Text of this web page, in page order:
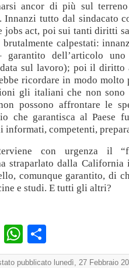
ancor di più sul
Innanzi tutto dal sindacato
jobs act, poi sui tanti diritti
brutalmente calpestati:
garantito dell’articolo
sul lavoro); poi il diritto
ricordare in modo
gli italiani che non
possono affrontare le
che garantisca al Paese
informati, competenti,
con urgenza il
straparlato dalla
comunque garantito, di
e studi. E tutti gli altri?
EmailWhatsApp
pubblicato lunedì, 27 Febbraio